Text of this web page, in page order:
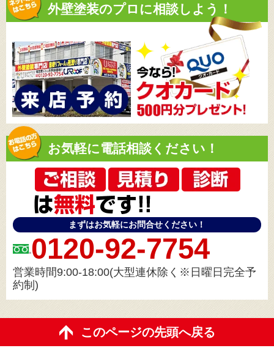
外壁塗装のプロに相談しよう！
お気軽に電話相談ください！
まずはお気軽にお問合せください！
0120-92-7754
営業時間9:00-18:00(大型連休除く※日曜日完全予
約制)
このページの先頭へ戻る